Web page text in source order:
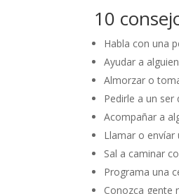
10
Habla con una
Ayudar a
Almorzar o
Pedirle a un
Acompañar a
Llamar o
Sal a caminar
Programa una
Conozca gente